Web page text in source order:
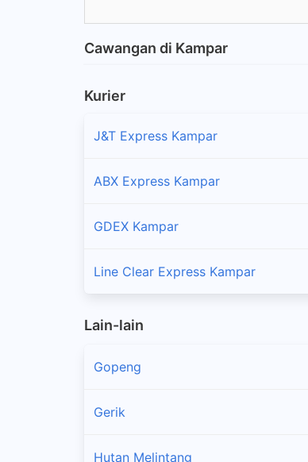
Cawangan di Kampar
Kurier
J&T Express Kampar
ABX Express Kampar
GDEX Kampar
Line Clear Express Kampar
Lain-lain
Gopeng
Gerik
Hutan Melintang